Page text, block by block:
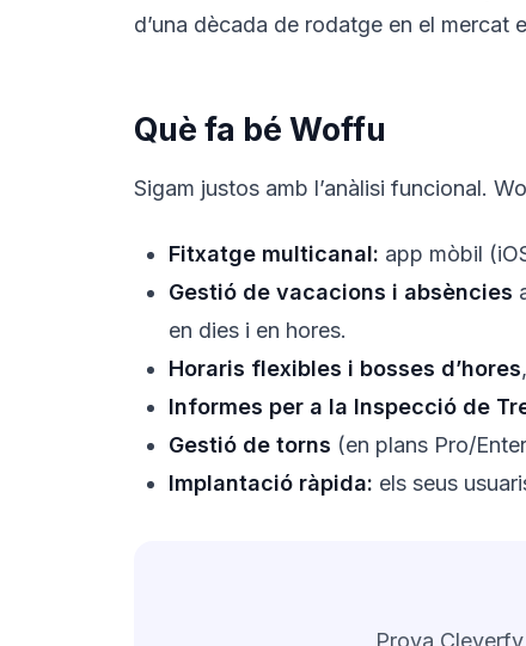
d’una dècada de rodatge en el mercat
Què fa bé Woffu
Sigam justos amb l’anàlisi funcional.
Fitxatge multicanal: app mòbil
Gestió de vacacions i absències
en dies i en hores.
Horaris flexibles i bosses d’hores
Informes per a la Inspecció de
Gestió de torns (en plans Pro/
Implantació ràpida: els seus
Prova